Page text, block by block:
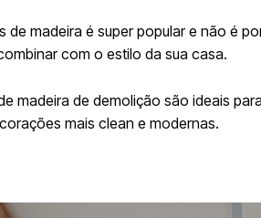
de madeira é super popular e não é
com o estilo da sua casa.
madeira de demolição são ideais
mais clean e modernas.